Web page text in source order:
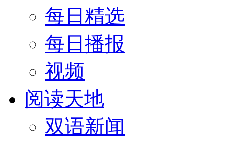
每日精选
每日播报
视频
阅读天地
双语新闻